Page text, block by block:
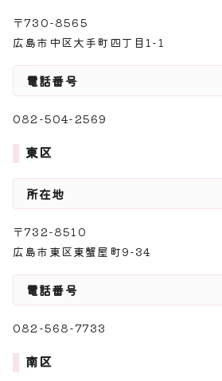
〒730-8565
広島市中区大手町四丁目1-1
電話番号
082-504-2569
東区
所在地
〒732-8510
広島市東区東蟹屋町9-34
電話番号
082-568-7733
南区